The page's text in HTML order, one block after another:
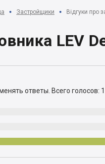
Застройщики Відгуки про
LEV
ответы. Всего голосов: 1.